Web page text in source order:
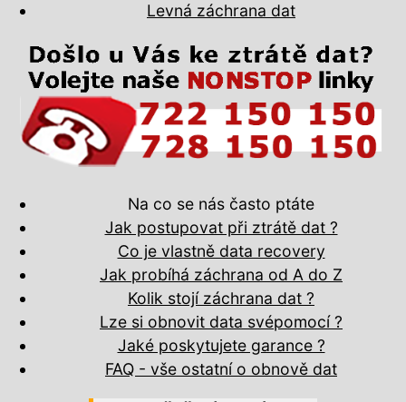
Levná záchrana dat
Na co se nás často ptáte
Jak postupovat při ztrátě dat ?
Co je vlastně data recovery
Jak probíhá záchrana od A do Z
Kolik stojí záchrana dat ?
Lze si obnovit data svépomocí ?
Jaké poskytujete garance ?
FAQ - vše ostatní o obnově dat